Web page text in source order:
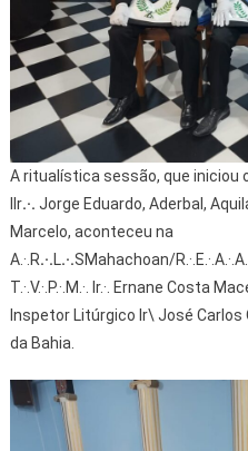
A ritualística sessão, que iniciou
IIr.·. Jorge Eduardo, Aderbal,
Marcelo, aconteceu na
A.·.R.·.L.·.SMahachoan/
T.·.V.·.P.·.M.·. Ir.·. Ernane Costa
Inspetor Litúrgico Ir\ José Carlos
da Bahia.